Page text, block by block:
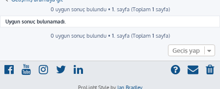
0 uygun sonuç bulundu • 1 . sayfa (Toplam 1 sayfa)
Uygun sonuç bulunamadı.
0 uygun sonuç bulundu • 1 . sayfa (Toplam 1 sayfa)
Geçiş yap
ProLight Style by Ian Bradley